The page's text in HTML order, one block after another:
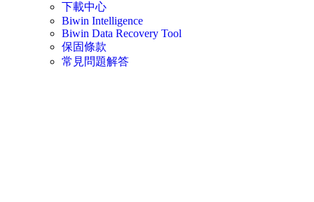
下載中心
Biwin Intelligence
Biwin Data Recovery Tool
保固條款
常見問題解答